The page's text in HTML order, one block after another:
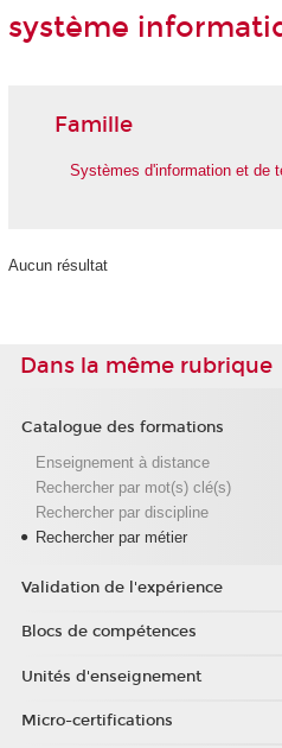
système
Famille
Systèmes d'information et de
Aucun résultat
Dans la même rubrique
Catalogue des formations
Enseignement à distance
Rechercher par mot(s) clé(s)
Rechercher par discipline
Rechercher par métier
Validation de l'expérience
Blocs de compétences
Unités d'enseignement
Micro-certifications